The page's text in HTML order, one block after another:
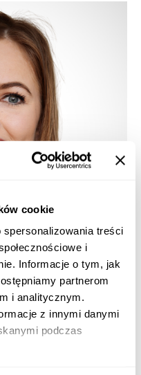
cookie
treści
i
Informacje o tym, jak
partnerom
i analitycznym.
z innymi danymi
podczas